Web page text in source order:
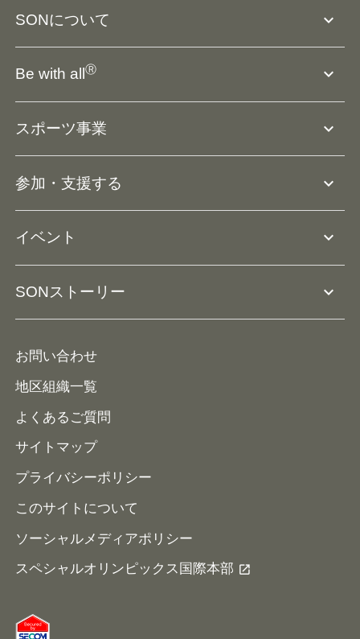
SONについて expand_more
SO組織について
役員等一覧
リソースページ
Be with allⓇ expand_more
スポーツ事業 expand_more
ユニファイドスクール
参加・支援する expand_more
コーチとして参加
イベント expand_more
ナショナルゲームについて
SONストーリー expand_more
メディア
お問い合わせ
地区組織一覧
よくあるご質問
サイトマップ
プライバシーポリシー
このサイトについて
ソーシャルメディアポリシー
スペシャルオリンピックス国際本部